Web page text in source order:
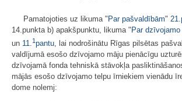
Pamatojoties uz likuma " Par pašvaldībām"
14.punkta b) apakšpunktu, likuma " Par
un 11.1pantu, lai nodrošinātu Rīgas pilsētas
valdījumā esošo dzīvojamo māju pienācīgu
dzīvojamā fonda tehniskā stāvokļa
mājās esošo dzīvojamo telpu īrniekiem vienādu
dome nolemj: